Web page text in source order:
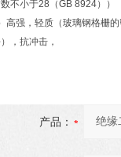
不小于28（GB 8924））
）高强，轻质（玻璃钢格栅
，抗冲击，
产品：